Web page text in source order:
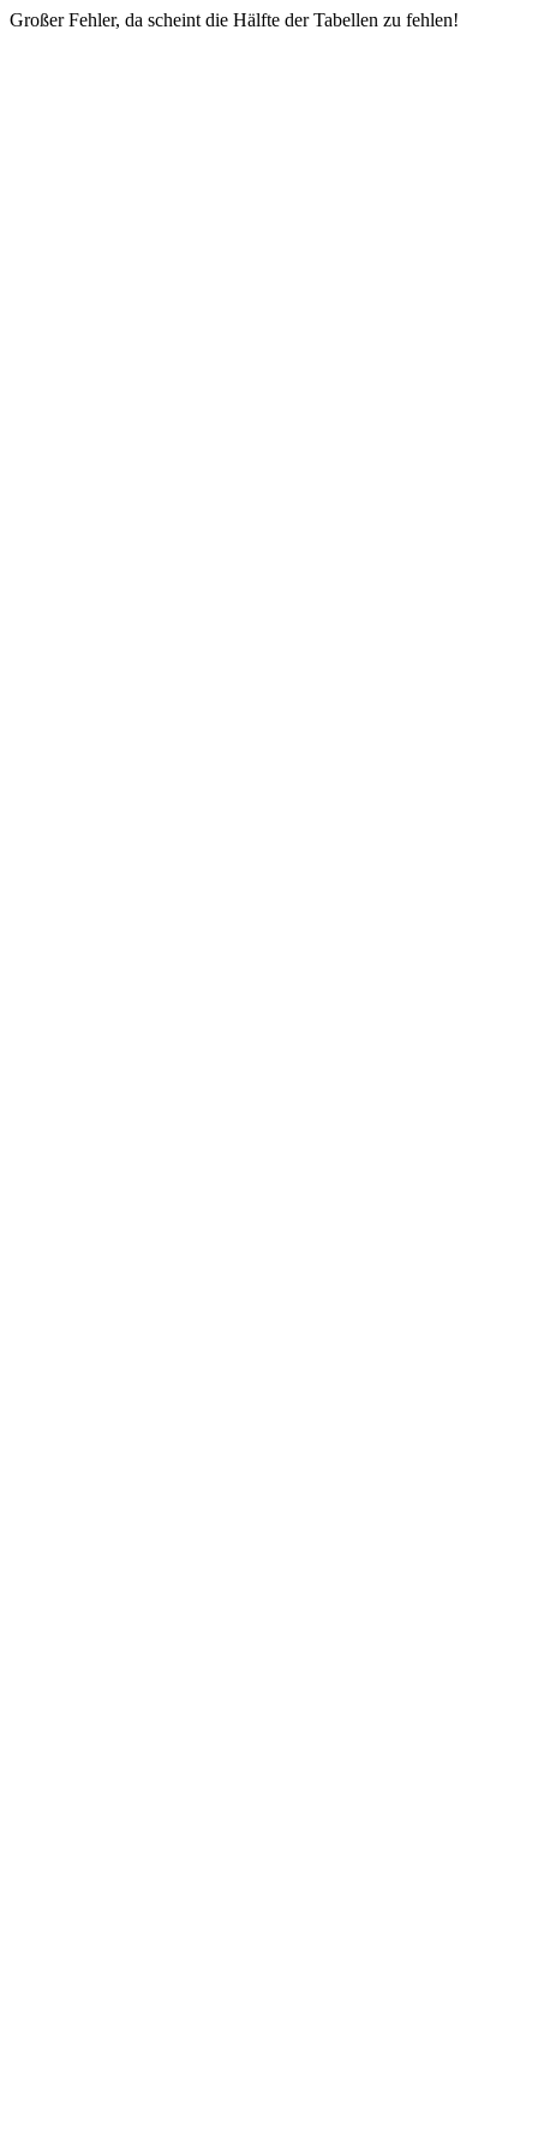
Großer Fehler, da scheint die Hälfte der Tabellen zu fehlen!